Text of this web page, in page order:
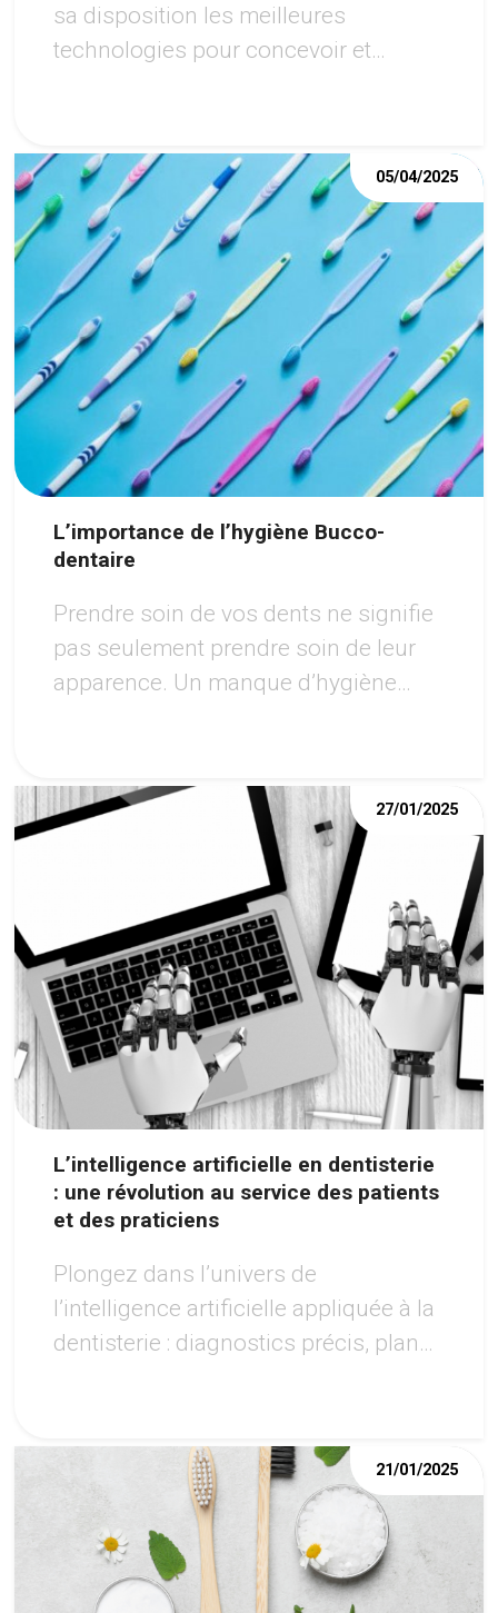
sa disposition les meilleures
technologies pour concevoir et
L’importance de l’hygiène Bucco-
dentaire
05/04/2025
Prendre soin de vos dents ne signifie
pas seulement prendre soin de leur
apparence. Un manque d’hygiène
sourire peu élégant. Si votre hygiène
dentaire n’est pas au point, cela laisse
courir des risques importants pour
vos dents et vos gencives comme la
plaque dentaire et le développement
de bactéries qui génèreront des
caries et des maladies de gencive,
des parodontites, ou encore une
mauvaise haleine. De plus, sachez
qu’une carie dentaire ou une maladie
des gencives peuvent affecter
d’autres parties de votre corps, y
compris votre cœur.
L’intelligence artificielle en dentisterie
: une révolution au service des patients
et des praticiens
27/01/2025
Plongez dans l’univers de
l’intelligence artificielle appliquée à la
dentisterie : diagnostics précis, plans
dentaires.
21/01/2025